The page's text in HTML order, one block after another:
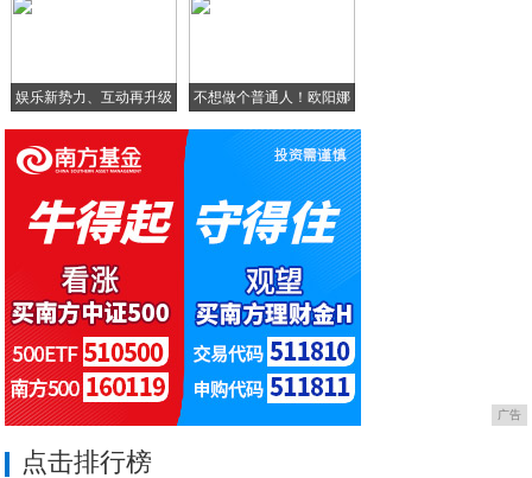
娱乐新势力、互动再升级
不想做个普通人！欧阳娜
广告
点击排行榜